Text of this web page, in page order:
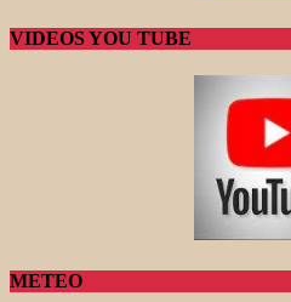
VIDEOS YOU TUBE
METEO